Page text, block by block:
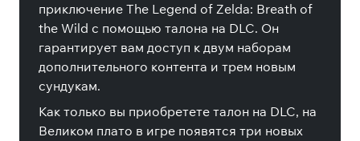
приключение The Legend of Zelda: Breath of
the Wild с помощью талона на DLC. Он
гарантирует вам доступ к двум наборам
дополнительного контента и трем новым
сундукам.
Как только вы приобретете талон на DLC, на
Великом плато в игре появятся три новых